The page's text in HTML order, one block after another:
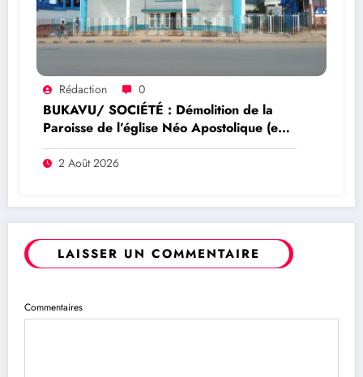
Rédaction 0
BUKAVU/ SOCIÉTÉ : Démolition de la
Paroisse de l’église Néo Apostolique (ex
maison du parti) : Que savoir sur ce
dossier ?
2 Août 2026
LAISSER UN COMMENTAIRE
Commentaires